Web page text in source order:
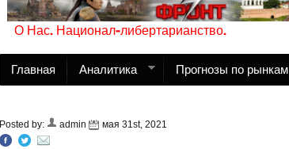
О Нас. Национал-либертарианство.
Главная Аналитика Прогнозы по рынкам
Posted by: admin мая 31st, 2021